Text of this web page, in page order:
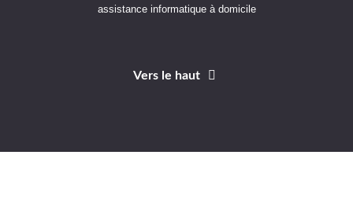
assistance informatique à domicile
Vers le haut